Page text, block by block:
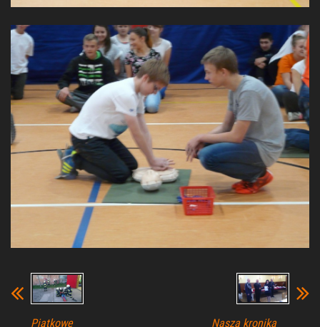
Piątkowe
Nasza kronika